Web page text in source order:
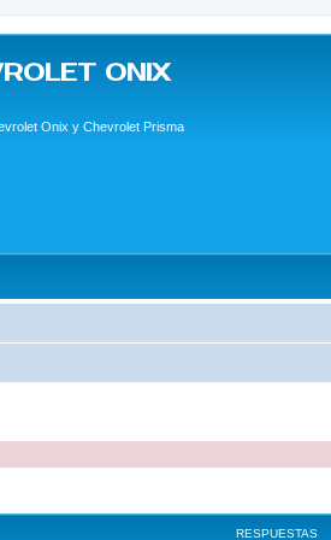
ONIX
Onix y Chevrolet Prisma
RESPUESTAS